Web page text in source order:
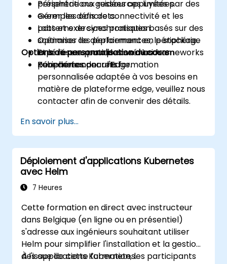
périphérie aux ressources limitées.
Gérer les défis de connectivité et les
patterns de synchronisation.
Optimiser les performances, le stockage
et le réseau pour des scénarios en
périphérie concrets.
Présentations guidées appuyées par des
exemples concrets.
Labs et exercices pratiques basés sur des
scénarios de déploiement en périphérie.
Expérience pratique avec les frameworks
Kubernetes pour l'Edge.
Options de personnalisation du cours
Pour demander une formation
personnalisée adaptée à vos besoins en
matière de plateforme edge, veuillez nous
contacter afin de convenir des détails.
En savoir plus...
Déploiement d'applications Kubernetes
avec Helm
7 Heures
Cette formation en direct avec instructeur
dans Belgique (en ligne ou en présentiel)
s'adresse aux ingénieurs souhaitant utiliser
Helm pour simplifier l'installation et la gestion
des applications Kubernetes.
À l'issue de cette formation, les participants